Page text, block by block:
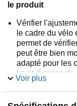
le produit
Vérifier
le cadre du vélo
permet de
peut être bien
adapté pour les
kg et dispose de
Matériau de
Voir plus